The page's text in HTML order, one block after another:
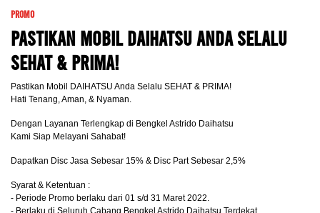
Promo
Pastikan Mobil DAIHATSU Anda Selalu
SEHAT & PRIMA!
Pastikan Mobil DAIHATSU Anda Selalu SEHAT & PRIMA!
Hati Tenang, Aman, & Nyaman.
Dengan Layanan Terlengkap di Bengkel Astrido Daihatsu
Kami Siap Melayani Sahabat!
Dapatkan Disc Jasa Sebesar 15% & Disc Part Sebesar 2,5%
Syarat & Ketentuan :
- Periode Promo berlaku dari 01 s/d 31 Maret 2022.
- Berlaku di Seluruh Cabang Bengkel Astrido Daihatsu Terdekat.